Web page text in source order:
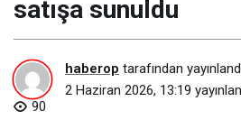
satışa sunuldu
haberop tarafından
2 Haziran 2026, 13:19
90